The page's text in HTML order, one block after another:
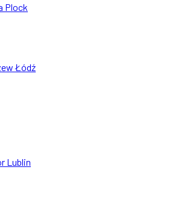
Plock
Łódź
Lublin